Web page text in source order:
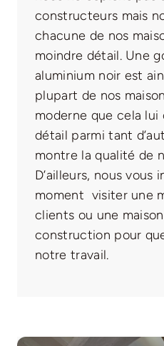
constructeurs mais
chacune de nos
moindre détail. Une
aluminium noir est
plupart de nos
moderne que cela lui
détail parmi tant
montre la qualité de
D’ailleurs, nous vous
moment visiter une
clients ou une
construction pour
notre travail.